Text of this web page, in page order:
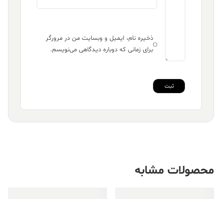
ذخیره نام، ایمیل و وبسایت من در مرورگر
برای زمانی که دوباره دیدگاهی می‌نویسم.
محصولات مشابه